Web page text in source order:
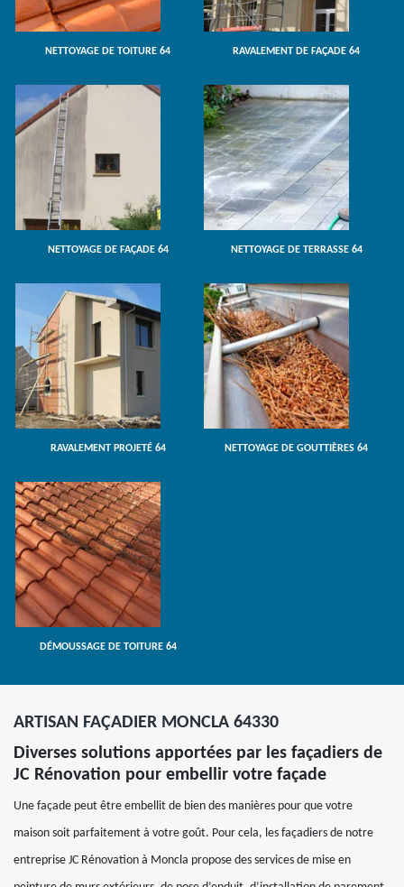
NETTOYAGE DE TOITURE 64 RAVALEMENT DE FAÇADE 64
NETTOYAGE DE FAÇADE 64 NETTOYAGE DE TERRASSE 64
RAVALEMENT PROJETÉ 64 NETTOYAGE DE GOUTTIÈRES 64
DÉMOUSSAGE DE TOITURE 64
ARTISAN FAÇADIER MONCLA 64330
Diverses solutions apportées par les façadiers de
JC Rénovation pour embellir votre façade
Une façade peut être embellit de bien des manières pour que votre
maison soit parfaitement à votre goût. Pour cela, les façadiers de notre
entreprise JC Rénovation à Moncla propose des services de mise en